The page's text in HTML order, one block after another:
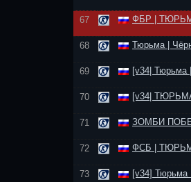
67
ФБР |
68
Тюрьма |
69
[v34| Тюрьма
70
[v34|
71
ЗОМБИ
72
ФСБ |
73
[v34] Тюрьма